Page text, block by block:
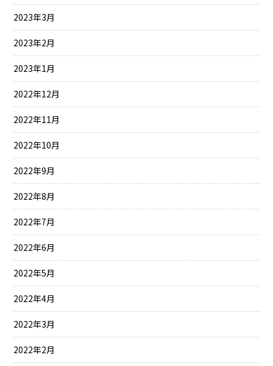
2023年3月
2023年2月
2023年1月
2022年12月
2022年11月
2022年10月
2022年9月
2022年8月
2022年7月
2022年6月
2022年5月
2022年4月
2022年3月
2022年2月